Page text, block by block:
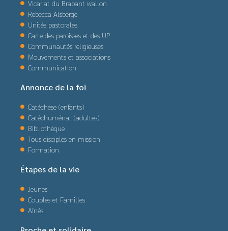
Vicariat du Brabant wallon
Rebecca Alsberge
Unités pastorales
Carte des paroisses et des UP
Communautés religieuses
Mouvements et associations
Communication
Annonce de la foi
Catéchèse (enfants)
Catéchuménat (adultes)
Bibliothèque
Tous disciples en mission
Formation
Étapes de la vie
Jeunes
Couples et Familles
Aînés